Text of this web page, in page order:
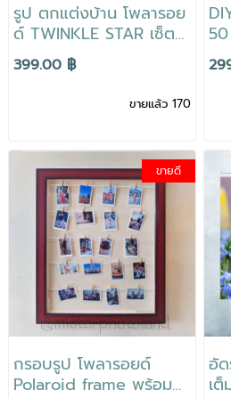
รูป ตกแต่งบ้าน โพลารอย
ด์ TWINKLE STAR เซ็ต
Polaroid ใช้รูปจากมือถือ
ชุดไฟกระพริบ 100 ดวง
ยาว 8 เมตร งาน DIY
399.00 ฿
ขายแล้ว 170
ข
แ
ขายดี
กรอบรูป โพลารอยด์
Polaroid frame พร้อม
อั
เ